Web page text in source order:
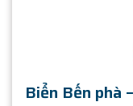
Biển Bến phà